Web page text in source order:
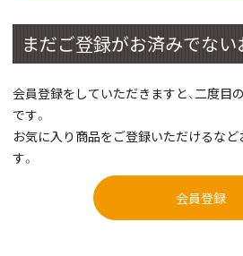
まだご登録がお済みでない
会員登録をしていただきますと、二度目
です。
お気に入り商品をご登録いただけるな
す。
会員登録